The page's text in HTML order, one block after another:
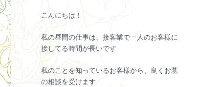
こんにちは！
私の昼間の仕事は、接客業で一人のお客様に
接してる時間が長いです
私のことを知っているお客様から、良くお墓
の相談を受けます